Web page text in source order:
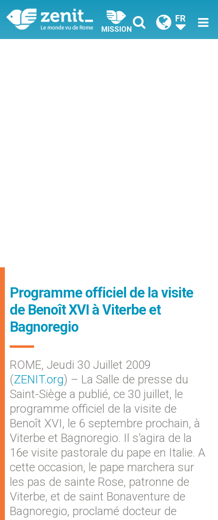
MISSION
FR
Programme officiel de la visite
de Benoît XVI à Viterbe et
Bagnoregio
ROME, Jeudi 30 Juillet 2009
(ZENIT.org) – La Salle de presse du
Saint-Siège a publié, ce 30 juillet, le
programme officiel de la visite de
Benoît XVI, le 6 septembre prochain, à
Viterbe et Bagnoregio. Il s’agira de la
16e visite pastorale du pape en Italie. A
cette occasion, le pape marchera sur
les pas de sainte Rose, patronne de
Viterbe, et de saint Bonaventure de
Bagnoregio, proclamé docteur de